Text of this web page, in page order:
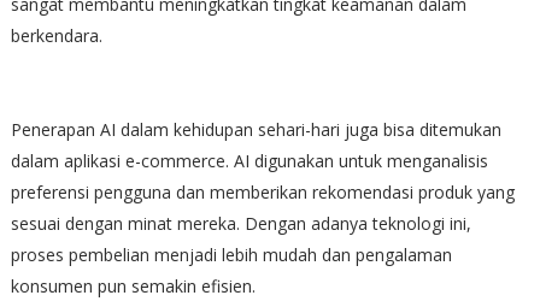
berkendara.
Penerapan AI dalam kehidupan sehari-hari juga bisa ditemukan
dalam aplikasi e-commerce. AI digunakan untuk menganalisis
preferensi pengguna dan memberikan rekomendasi produk yang
sesuai dengan minat mereka. Dengan adanya teknologi ini,
proses pembelian menjadi lebih mudah dan pengalaman
konsumen pun semakin efisien.